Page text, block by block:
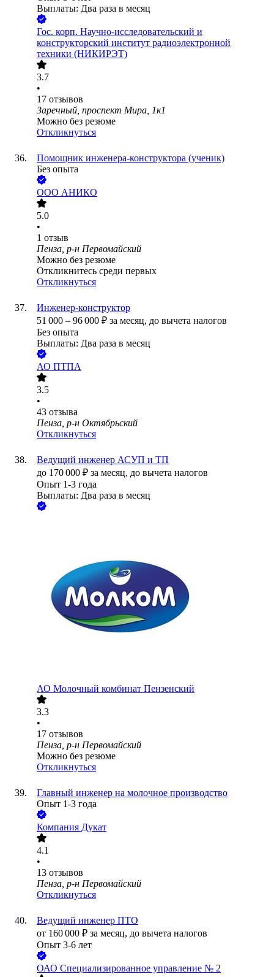
Выплаты: Два раза в месяц
Гос. корп. Научно-исследовательский и
конструкторский институт радиоэлектронной
техники (НИКИРЭТ)
3.7
•
17 отзывов
Заречный, проспект Мира, 1к1
Можно без резюме
Откликнуться
Помощник инженера-конструктора (ученик)
Без опыта
ООО АНИКО
5.0
•
1 отзыв
Пенза, р-н Первомайский
Можно без резюме
Откликнитесь среди первых
Откликнуться
Инженер-конструктор
51 000 – 96 000 ₽ за месяц, до вычета налогов
Без опыта
Выплаты: Два раза в месяц
АО ПТПА
3.5
•
43 отзыва
Пенза, р-н Октябрьский
Откликнуться
Ведущий инженер АСУП и ТП
до 170 000 ₽ за месяц, до вычета налогов
Опыт 1-3 года
Выплаты: Два раза в месяц
АО Молочный комбинат Пензенский
3.3
•
17 отзывов
Пенза, р-н Первомайский
Можно без резюме
Откликнуться
Главный инженер на молочное производство
Опыт 1-3 года
Компания Дукат
4.1
•
13 отзывов
Пенза, р-н Первомайский
Откликнуться
Ведущий инженер ПТО
от 160 000 ₽ за месяц, до вычета налогов
Опыт 3-6 лет
ОАО Специализированное управление № 2